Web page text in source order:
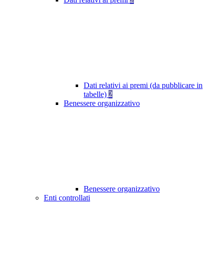
Dati relativi ai premi (da pubblicare in
tabelle) 2
Benessere organizzativo
Benessere organizzativo
Enti controllati